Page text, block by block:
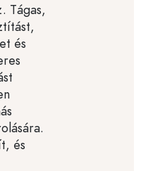
Tágas,
és
és